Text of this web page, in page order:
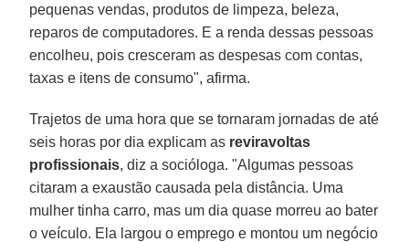
pequenas vendas, produtos de limpeza, beleza,
reparos de computadores. E a renda dessas pessoas
encolheu, pois cresceram as despesas com contas,
taxas e itens de consumo", afirma.
Trajetos de uma hora que se tornaram jornadas de até
seis horas por dia explicam as reviravoltas
profissionais, diz a socióloga. "Algumas pessoas
citaram a exaustão causada pela distância. Uma
mulher tinha carro, mas um dia quase morreu ao bater
o veículo. Ela largou o emprego e montou um negócio